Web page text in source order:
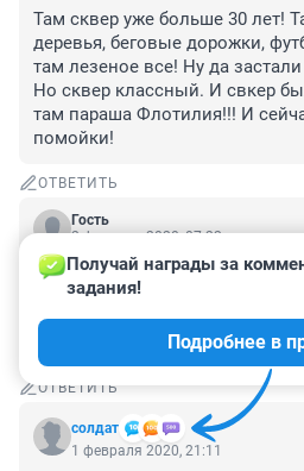
Там сквер уже больше 30 лет!
деревья, беговые дорожки,
там лезеное все! Ну да
Но сквер классный. И свкер
там параша Флотилия!!! И
помойки!
ОТВЕТИТЬ
Гость
2 февраля 2020, 07:22
Такое впечатлении, что
побоится туда вылазить!!!
Есть шанс если соберётся на
Как в Екатеринбурге со
ОТВЕТИТЬ
солдат
Получай награды за
задания!
Подробнее в
1 февраля 2020, 21:11